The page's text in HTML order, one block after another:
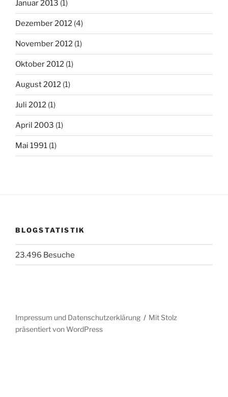
Januar 2013 (1)
Dezember 2012 (4)
November 2012 (1)
Oktober 2012 (1)
August 2012 (1)
Juli 2012 (1)
April 2003 (1)
Mai 1991 (1)
BLOGSTATISTIK
23.496 Besuche
Impressum und Datenschutzerklärung
Mit Stolz
präsentiert von WordPress